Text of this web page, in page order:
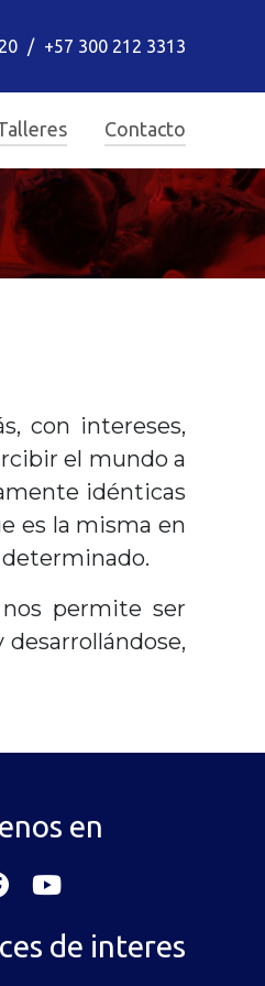
/ +57 300 212 3313
Contacto
con intereses,
el mundo a
idénticas
es la misma en
determinado.
permite ser
en
de interes